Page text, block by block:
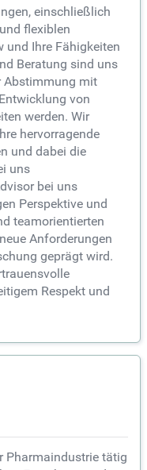
einschließlich
flexiblen
und Ihre Fähigkeiten
Beratung sind uns
Abstimmung mit
von
werden. Wir
hervorragende
und dabei die
uns
bei uns
Perspektive und
teamorientierten
Anforderungen
geprägt wird.
Respekt und
Pharmaindustrie tätig